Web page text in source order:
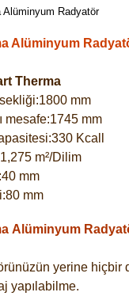
Alüminyum
Therma
mm
mesafe:1745 mm
Kcall
m²/Dilim
mm
mm
Alüminyum
yerine hiçbir
yapılabilme.